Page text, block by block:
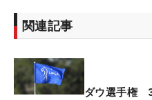
ンヒ＆イ・ソミ組（とも
リア初優勝として記録さ
もし渋野と勝のペアが勝
女子オープン」（全英女
関連記事
ダウ選手権